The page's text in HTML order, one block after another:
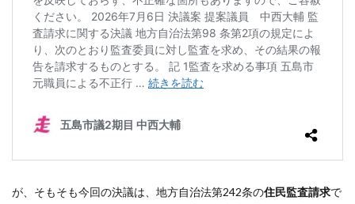
が、そもそも今回の決議は、地方自治法第242条の住民監査請求で